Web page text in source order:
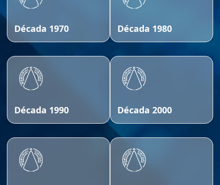
Década 1970 Década 1980
Década 1990 Década 2000